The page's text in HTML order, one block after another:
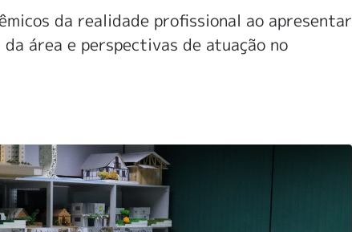
da realidade profissional ao apresentar
área e perspectivas de atuação no